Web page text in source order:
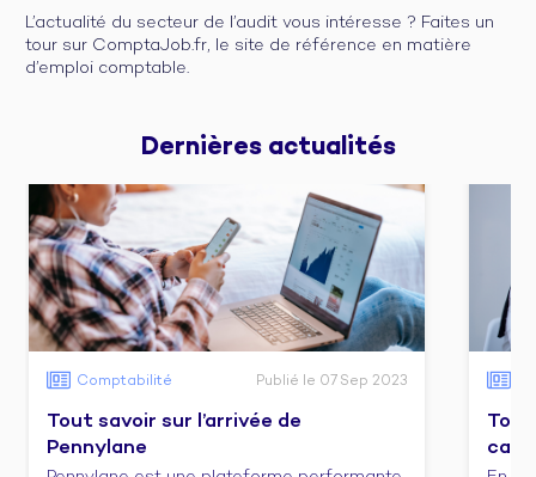
L’actualité du secteur de l’audit vous intéresse ? Faites un
tour sur ComptaJob.fr, le site de référence en matière
d’emploi comptable.
Dernières actualités
Comptabilité Publié le 07 Sep 2023
Tout savoir sur l’arrivée de
Pennylane